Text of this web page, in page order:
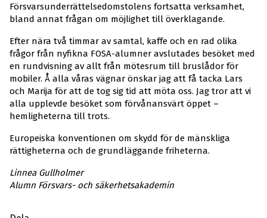
Försvarsunderrättelsedomstolens fortsatta verksamhet,
bland annat frågan om möjlighet till överklagande.
Efter nära två timmar av samtal, kaffe och en rad olika
frågor från nyfikna FOSA-alumner avslutades besöket med
en rundvisning av allt från mötesrum till bruslådor för
mobiler. Å alla våras vägnar önskar jag att få tacka Lars
och Marija för att de tog sig tid att möta oss. Jag tror att vi
alla upplevde besöket som förvånansvärt öppet –
hemligheterna till trots.
Europeiska konventionen om skydd för de mänskliga
rättigheterna och de grundläggande friheterna.
Linnea Gullholmer
Alumn Försvars- och säkerhetsakademin